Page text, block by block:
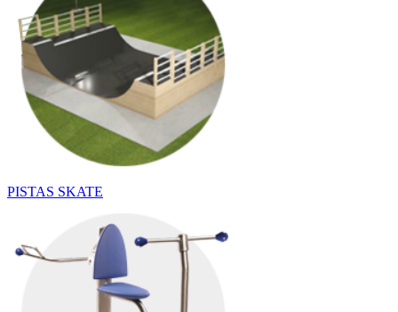
PISTAS SKATE